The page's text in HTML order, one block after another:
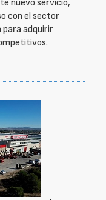
nuevo servicio,
con el sector
adquirir